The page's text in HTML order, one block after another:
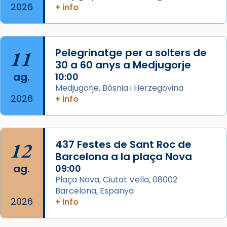
col·laboradors, a la Catedral de Barcelona.
L’arquebisbe de Barcelona, el cardenal Joan
Josep Omella, ha presidit la missa i l’ha
concelebrat el bisbe auxiliar de Barcelona,
Mons. David Abadías.
📸 Dr. G. Simón
Photo
View on Facebook · Share
Arquebisbat de Barcelona
2 weeks ago
Memòria de les santes Juliana i
Semproniana, verges i màrtirs.
Acompanyant la història de sant Cugat, a
partir de l’Edat Mitjana sorgeix la tradició
2026
+ info
11
ag.
2026
Pelegrinatge per a solters de
30 a 60 anys a Medjugorje
10:00
Medjugorje, Bòsnia i Herzegovina
+ info
12
ag.
2026
437 Festes de Sant Roc de
Barcelona a la plaça Nova
09:00
Plaça Nova, Ciutat Vella, 08002
Barcelona, Espanya
+ info